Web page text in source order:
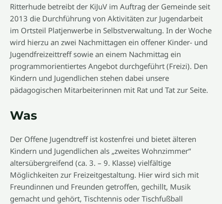
Ritterhude betreibt der KiJuV im Auftrag der Gemeinde seit
2013 die Durchführung von Aktivitäten zur Jugendarbeit
im Ortsteil Platjenwerbe in Selbstverwaltung. In der Woche
wird hierzu an zwei Nachmittagen ein offener Kinder- und
Jugendfreizeittreff sowie an einem Nachmittag ein
programmorientiertes Angebot durchgeführt (Freizi). Den
Kindern und Jugendlichen stehen dabei unsere
pädagogischen Mitarbeiterinnen mit Rat und Tat zur Seite.
Was
Der Offene Jugendtreff ist kostenfrei und bietet älteren
Kindern und Jugendlichen als „zweites Wohnzimmer“
altersübergreifend (ca. 3. – 9. Klasse) vielfältige
Möglichkeiten zur Freizeitgestaltung. Hier wird sich mit
Freundinnen und Freunden getroffen, gechillt, Musik
gemacht und gehört, Tischtennis oder Tischfußball